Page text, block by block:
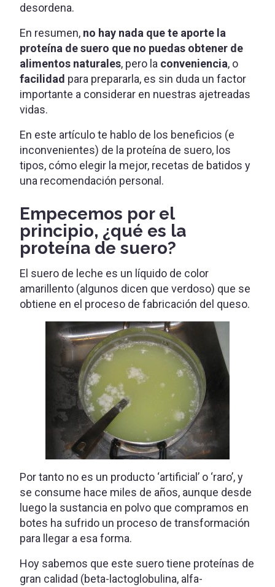
desordena.
En resumen, no hay nada que te aporte la
proteína de suero que no puedas obtener de
alimentos naturales, pero la conveniencia, o
facilidad para prepararla, es sin duda un factor
importante a considerar en nuestras ajetreadas
vidas.
En este artículo te hablo de los beneficios (e
inconvenientes) de la proteína de suero, los
tipos, cómo elegir la mejor, recetas de batidos y
una recomendación personal.
Empecemos por el
principio, ¿qué es la
proteína de suero?
El suero de leche es un líquido de color
amarillento (algunos dicen que verdoso) que se
obtiene en el proceso de fabricación del queso.
Por tanto no es un producto ‘artificial’ o ‘raro’, y
se consume hace miles de años, aunque desde
luego la sustancia en polvo que compramos en
botes ha sufrido un proceso de transformación
para llegar a esa forma.
Hoy sabemos que este suero tiene proteínas de
gran calidad (beta-lactoglobulina, alfa-